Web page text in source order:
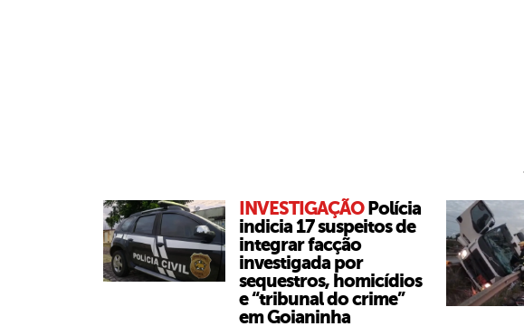
INVESTIGAÇÃO Polícia
indicia 17 suspeitos de
integrar facção
investigada por
sequestros, homicídios
e “tribunal do crime”
em Goianinha